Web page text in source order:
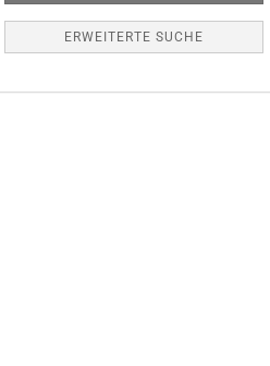
ERWEITERTE SUCHE